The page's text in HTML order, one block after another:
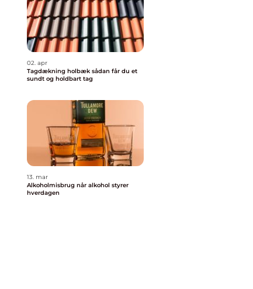
02. apr
Tagdækning holbæk sådan får du et
sundt og holdbart tag
13. mar
Alkoholmisbrug når alkohol styrer
hverdagen